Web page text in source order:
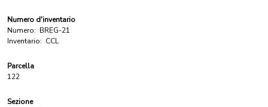
Numero d'inventario
Numero: BREG-21
Inventario: CCL
Parcella
122
Sezione